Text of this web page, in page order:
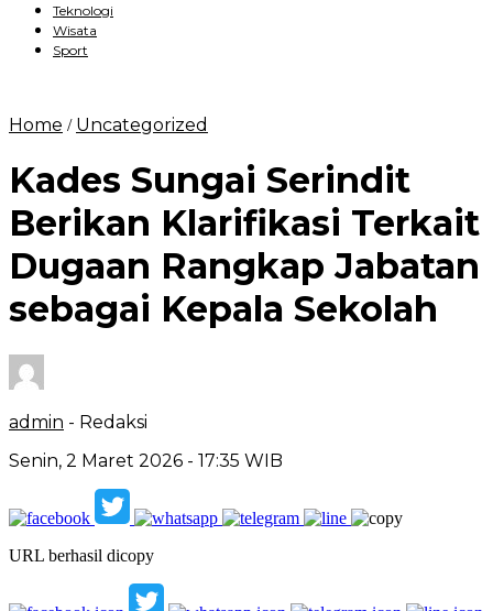
Teknologi
Wisata
Sport
Home / Uncategorized
Kades Sungai Serindit
Berikan Klarifikasi Terkait
Dugaan Rangkap Jabatan
sebagai Kepala Sekolah
admin - Redaksi
Senin, 2 Maret 2026 - 17:35 WIB
URL berhasil dicopy